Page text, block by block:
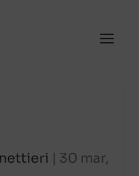
| 30 mar,